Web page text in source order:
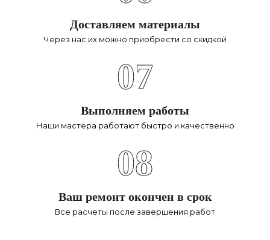
Доставляем материалы
Через нас их можно приобрести со скидкой
07
Выполняем работы
Наши мастера работают быстро и качественно
08
Ваш ремонт окончен в срок
Все расчеты после завершения работ